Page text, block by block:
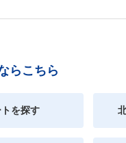
らこちら
を探す